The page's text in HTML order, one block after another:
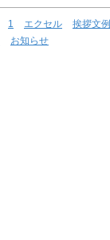
1 エクセル 挨拶文例
お知らせ